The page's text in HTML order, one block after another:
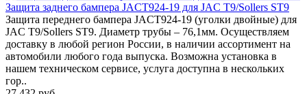
Защита заднего бампера JACT924-19 для JAC T9/Sollers ST9
Защита переднего бампера JACT924-19 (уголки двойные) для
JAC T9/Sollers ST9. Диаметр трубы – 76,1мм. Осуществляем
доставку в любой регион России, в наличии ассортимент на
автомобили любого года выпуска. Возможна установка в
нашем техническом сервисе, услуга доступна в нескольких
гор..